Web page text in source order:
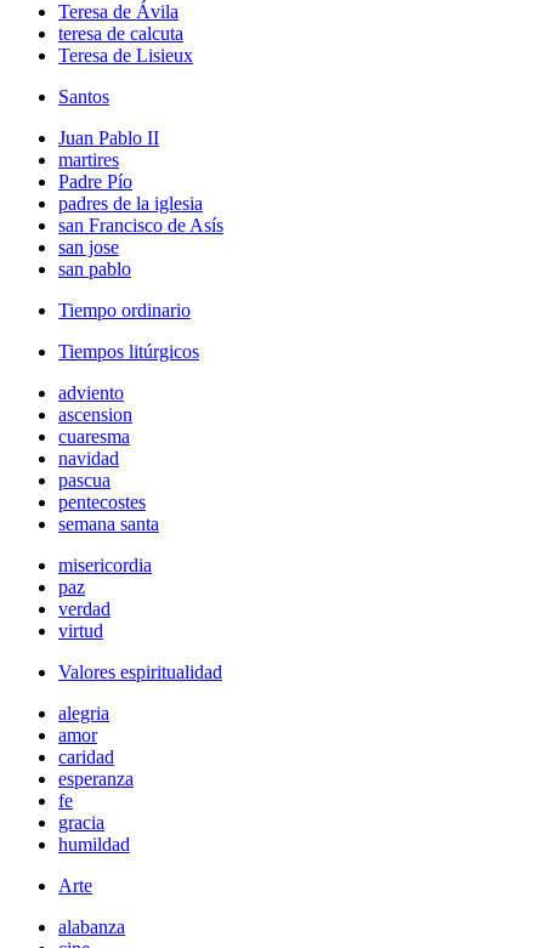
Teresa de Ávila
teresa de calcuta
Teresa de Lisieux
Santos
Juan Pablo II
martires
Padre Pío
padres de la iglesia
san Francisco de Asís
san jose
san pablo
Tiempo ordinario
Tiempos litúrgicos
adviento
ascension
cuaresma
navidad
pascua
pentecostes
semana santa
misericordia
paz
verdad
virtud
Valores espiritualidad
alegria
amor
caridad
esperanza
fe
gracia
humildad
Arte
alabanza